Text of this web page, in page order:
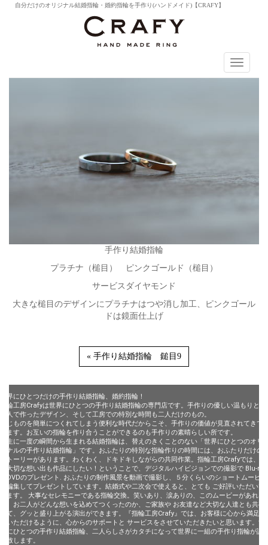
自分だけのオリジナル結婚指輪・婚約指輪を手作り(ハンドメイド)【CRAFY】
T
o
g
n
手作り結婚指輪
プラチナ（槌目） ピンクゴールド（槌目）
サービスダイヤモンド
大きな槌目のデザインにプラチナはつや消し加工、ピンクゴール
ドは鏡面仕上げ
« 手作り結婚指輪 鎚目9
世界にひとつだけの手作り結婚指輪、婚約指輪！
指輪工房Crafyは世界にひとつの手作り結婚指輪の専門店です。手作りの優しい温もりと、
二人で作ったデザイン、そして工房での特別な時間も二人だけのもの。
同じものを簡単につくれてしまう便利な時代だからこそ、手作りの価値が見直されてきて
います。お互いの指輪を作り合うことができるのも手作りの素晴らしい所です。
一生に一度の瞬間から生まれる結婚指輪は、替えのきくことのない「世界にひとつのオリ
ジナルの手作り結婚指輪」です。おふたりの特別な指輪作りの時間には、おふたりだけの
ストーリーがあります。わくわく、ドキドキしながらの共同作業。指輪工房Crafyでは、そ
の大切な想い出も作品にしたい！ということで、デジタルハイビジョンでの撮影で Blu-ray
やDVDのプレゼント. おふたりの制作風景を動画で撮影し、５分くらいのショートムービー
に編集してプレゼントしています。結婚式や二次会で使えると、とても ご好評いただいて
います。 大事なセレモニーである指輪交換。笑いあり、涙ありの、このムービーがあれ
ば、お二人がどんな想いを込めてつくったのか、ご家族や お友達など大切な人達とも共有
して、グッと盛り上がる演出ができます。『指輪工房Crafy』では、お客様に心から満足し
ていただけるように、心からのサポートと サービスをさせていただきたいと思います。世
界にひとつの手作り結婚指輪、二人らしさがカタチになって世界に一組の手作り指輪が誕
生致します。